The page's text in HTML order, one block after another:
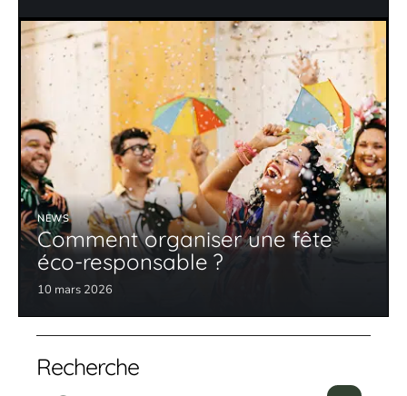
NEWS
Comment organiser une fête
éco-responsable ?
10 mars 2026
Recherche